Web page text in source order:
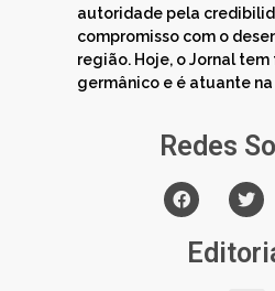
autoridade pela
compromisso com o
região. Hoje, o Jornal
germânico e é atuante
Redes